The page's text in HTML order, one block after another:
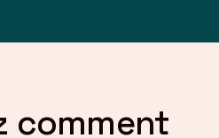
comment